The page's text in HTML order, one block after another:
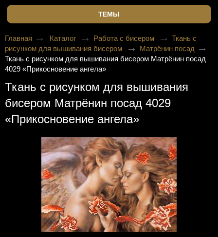
ТЕМЫ
Главная Каталог Работа с бисером
Ткань с
рисунком для вышивания бисером
Матрёнин посад
Ткань с рисунком для вышивания бисером Матрёнин посад
4029 «Прикосновение ангела»
Ткань с рисунком для вышивания
бисером Матрёнин посад 4029
«Прикосновение ангела»